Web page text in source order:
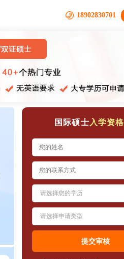
18902830701
国际硕士 入学资格